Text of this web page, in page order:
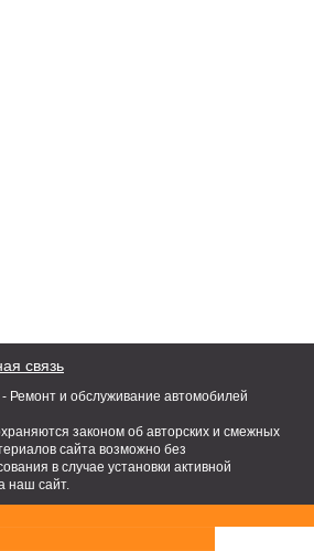
связь
- Ремонт и обслуживание автомобилей
законом об авторских и смежных
сайта возможно без
в случае установки активной
наш сайт.